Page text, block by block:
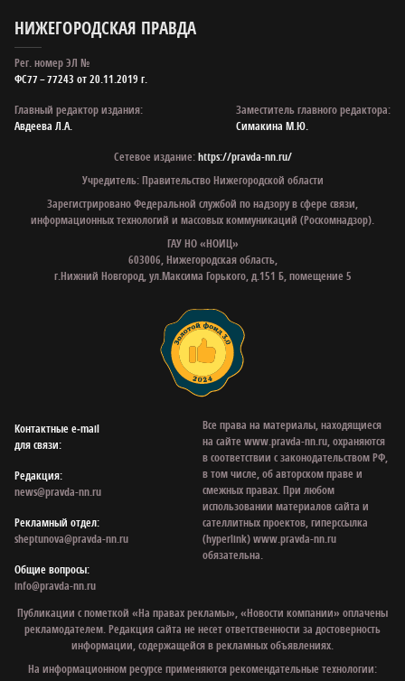
НИЖЕГОРОДСКАЯ ПРАВДА
Рег. номер ЭЛ №
ФС77 – 77243 от 20.11.2019 г.
Главный редактор издания:
Авдеева Л.А.
Заместитель главного редактора:
Симакина М.Ю.
Сетевое издание:https://pravda-nn.ru/
Учредитель: Правительство Нижегородской области
Зарегистрировано Федеральной службой по надзору в сфере связи,
информационных технологий и массовых коммуникаций (Роскомнадзор).
ГАУ НО «НОИЦ»
603006, Нижегородская область,
г.Нижний Новгород, ул.Максима Горького, д.151 Б, помещение 5
Контактные e‑mail
для связи:
Редакция:
news@pravda-nn.ru
Рекламный отдел:
sheptunova@pravda-nn.ru
Общие вопросы:
info@pravda-nn.ru
Все права на материалы, находящиеся
на сайте www.pravda-nn.ru, охраняются
в соответствии с законодательством РФ,
в том числе, об авторском праве и
смежных правах. При любом
использовании материалов сайта и
сателлитных проектов, гиперссылка
(hyperlink) www.pravda-nn.ru
обязательна.
Публикации с пометкой «На правах рекламы», «Новости компании» оплачены
рекламодателем. Редакция сайта не несет ответственности за достоверность
информации, содержащейся в рекламных объявлениях.
На информационном ресурсе применяются рекомендательные технологии: